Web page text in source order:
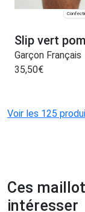
Slip vert
Garçon Français
35,50€
Voir les 125
Ces
intéresser